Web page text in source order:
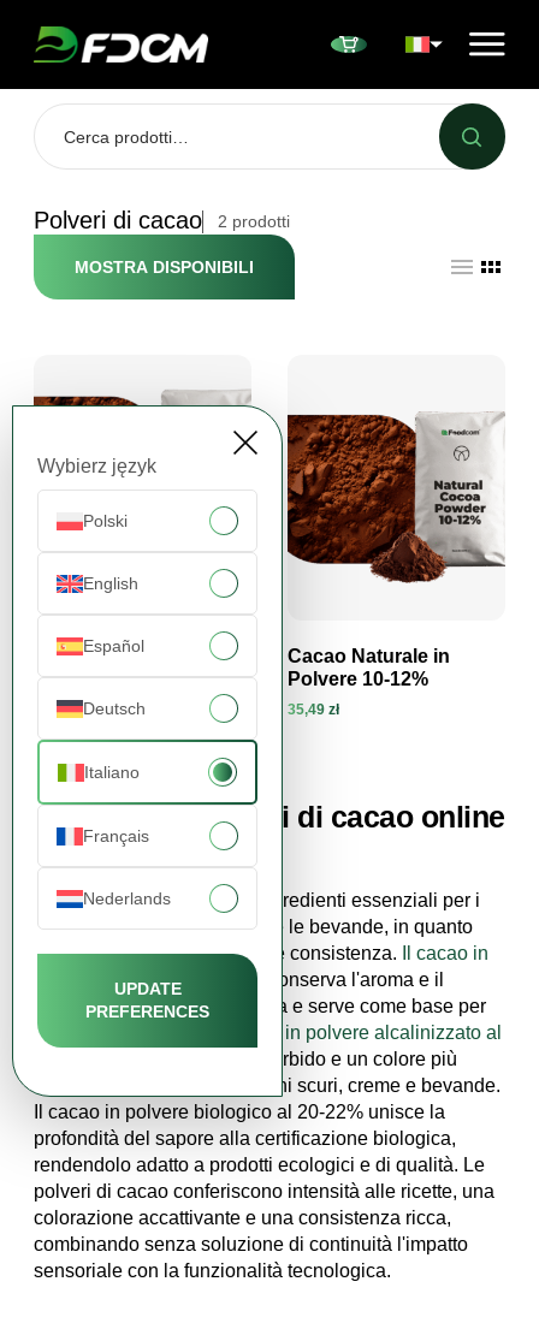
Wybierz język
Polski
English
Español
Deutsch
Italiano
Français
Nederlands
UPDATE
PREFERENCES
Polveri di cacao 2 prodotti
MOSTRA DISPONIBILI
Visualizza prodotto
Cacao in Polvere
Alcalinizzato 10-12%
35,75 zł Visualizza prodotto
Cacao Naturale in
Polvere 10-12%
35,49 zł
Acquista le polveri di cacao online
da FDCM
Lepolveri di cacao
sono ingredienti essenziali per i
dolci al cioccolato, i dessert e le bevande, in quanto
conferiscono sapore, colore e consistenza.
Il cacao in
polvere naturale al 10-12%
conserva l'aroma e il
sapore caratteristici della fava e serve come base per
le ricette tradizionali. Il
cacao in polvere alcalinizzato al
offre un gusto più morbido e un colore più
intenso, ideale per cioccolatini scuri, creme e bevande.
Il cacao in polvere biologico al 20-22% unisce la
profondità del sapore alla certificazione biologica,
rendendolo adatto a prodotti ecologici e di qualità. Le
polveri di cacao conferiscono intensità alle ricette, una
colorazione accattivante e una consistenza ricca,
combinando senza soluzione di continuità l'impatto
sensoriale con la funzionalità tecnologica.